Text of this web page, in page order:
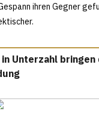
ihren Gegner
Unterzahl bringen